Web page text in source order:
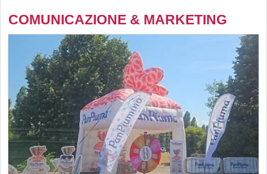
COMUNICAZIONE & MARKETING